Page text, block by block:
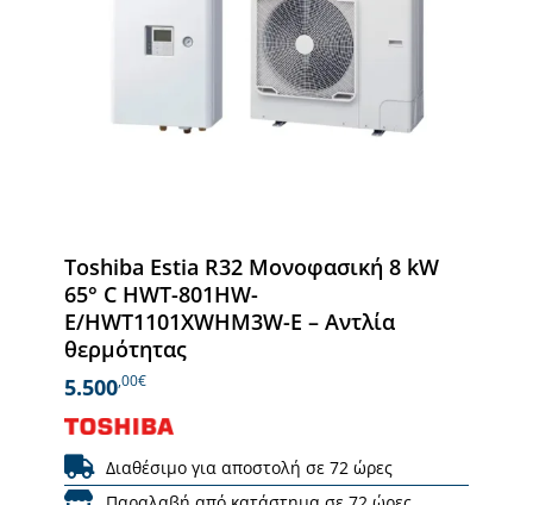
Toshiba Estia R32 Μονοφασική 8 kW
65° C HWT-801HW-
E/HWT1101XWHM3W-E – Αντλία
θερμότητας
5.500,00€
Διαθέσιμο για αποστολή σε 72 ώρες